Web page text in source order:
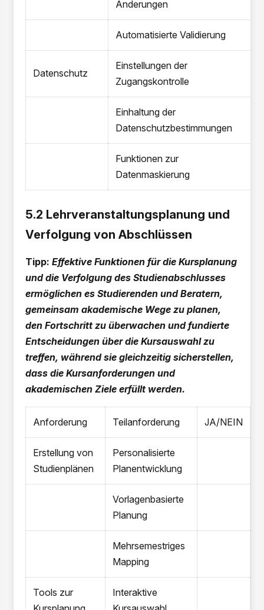
Änderungen
Automatisierte Validierung
Datenschutz
Einstellungen der
Zugangskontrolle
Einhaltung der
Datenschutzbestimmungen
Funktionen zur
Datenmaskierung
5.2 Lehrveranstaltungsplanung und
Verfolgung von Abschlüssen
Tipp:Effektive Funktionen für die Kursplanung
und die Verfolgung des Studienabschlusses
ermöglichen es Studierenden und Beratern,
gemeinsam akademische Wege zu planen,
den Fortschritt zu überwachen und fundierte
Entscheidungen über die Kursauswahl zu
treffen, während sie gleichzeitig sicherstellen,
dass die Kursanforderungen und
akademischen Ziele erfüllt werden.
Anforderung Teilanforderung JA/NEIN
Erstellung von
Studienplänen
Personalisierte
Planentwicklung
Vorlagenbasierte
Planung
Mehrsemestriges
Mapping
Tools zur
Interaktive